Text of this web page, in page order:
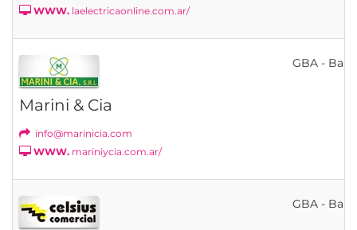
WWW. laelectricaonline.com.ar/
Marini & Cia
info@marinicia.com
WWW. mariniycia.com.ar/
GBA -
GBA -